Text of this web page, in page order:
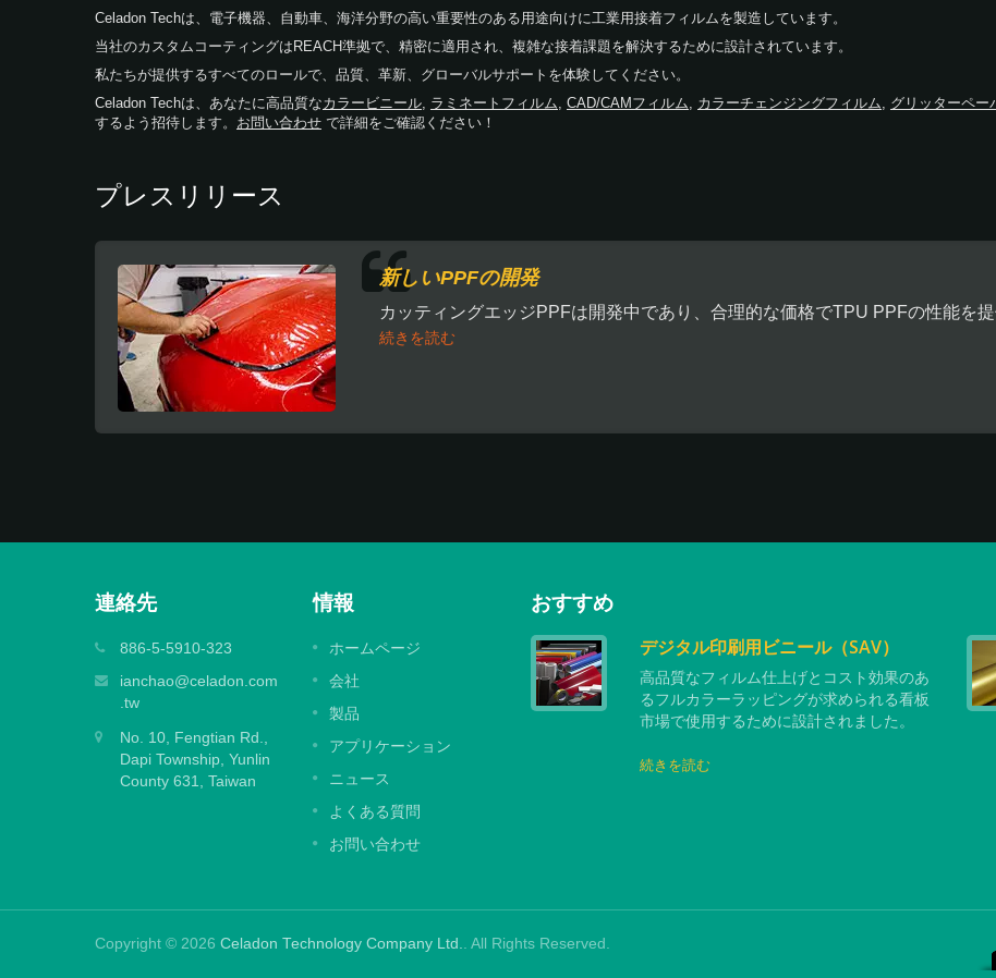
Celadon Techは、電子機器、自動車、海洋分野の高い重要性のある用途向けに工業用接着フィルムを製造しています。
当社のカスタムコーティングはREACH準拠で、精密に適用され、複雑な接着課題を解決するために設計されています。
私たちが提供するすべてのロールで、品質、革新、グローバルサポートを体験してください。
Celadon Techは、あなたに高品質なカラービニール ラミネートフィルム CAD/CAMフィルム カラーチェンジングフィルム グリッターペー
するよう招待します。 お問い合わせ で詳細をご確認ください！
プレスリリース
新しいPPFの開発
カッティングエッジPPFは開発中であり、合理的な価格でTPU PPFの性能を提
続きを読む
連絡先
886-5-5910-323
ianchao@celadon.com
.tw
No. 10, Fengtian Rd.,
Dapi Township, Yunlin
County 631, Taiwan
情報
ホームページ
会社
製品
アプリケーション
ニュース
よくある質問
お問い合わせ
おすすめ
エンボス加工ラミネートフィルム
エンボス効果を持つ大型および中型デジタ
ないデザインのための特殊な強力な接着
剤。
続きを読む
デジタル印刷用ビニール（SAV）
高品質なフィルム仕上げとコスト効果のあ
るフルカラーラッピングが求められる看板
市場で使用するために設計されました。
続きを読む
Copyright © 2026 Celadon Technology Company Ltd. . All Rights Reserved.